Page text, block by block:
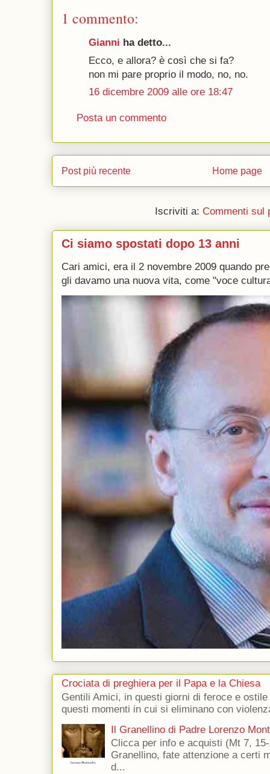
1 commento:
Gianni ha detto...
Ecco, e allora? è così che si fa?
non mi pare proprio il modo, no, no.
16 dicembre 2009 alle ore 18:47
Posta un commento
Post più recente Home page
Iscriviti a: Commenti sul
Ci siamo spostati dopo 13 anni
Cari amici, era il 2 novembre 2009 quando
gli davamo una nuova vita, come "voce
Crociata di preghiera per il Papa e la Chiesa
Gentili Amici, in questi giorni di feroce e
questi momenti in cui si eliminano con
Il Granellino di Padre Lorenzo
Clicca per info e acquisti (Mt 7,
Granellino, fate attenzione a certi
d...